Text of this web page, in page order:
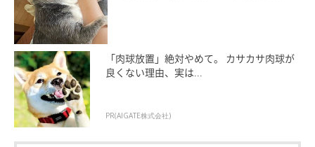
「肉球放置」絶対やめて。 カサカサ肉球が
良くない理由、実は...
PR(AIGATE株式会社)